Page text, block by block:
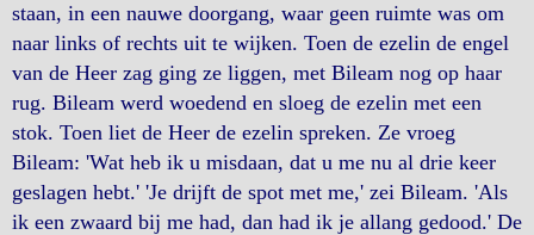
staan, in een nauwe doorgang, waar geen ruimte was om
naar links of rechts uit te wijken. Toen de ezelin de engel
van de Heer zag ging ze liggen, met Bileam nog op haar
rug. Bileam werd woedend en sloeg de ezelin met een
stok. Toen liet de Heer de ezelin spreken. Ze vroeg
Bileam: 'Wat heb ik u misdaan, dat u me nu al drie keer
geslagen hebt.' 'Je drijft de spot met me,' zei Bileam. 'Als
ik een zwaard bij me had, dan had ik je allang gedood.' De